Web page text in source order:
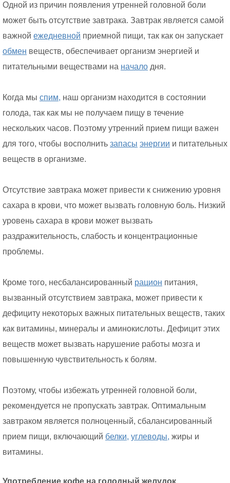
Одной из причин появления утренней головной боли
может быть отсутствие завтрака. Завтрак является самой
важной ежедневной приемной пищи, так как он запускает
обмен веществ, обеспечивает организм энергией и
питательными веществами на начало дня.
Когда мы спим, наш организм находится в состоянии
голода, так как мы не получаем пищу в течение
нескольких часов. Поэтому утренний прием пищи важен
для того, чтобы восполнить запасы энергии и питательных
веществ в организме.
Отсутствие завтрака может привести к снижению уровня
сахара в крови, что может вызвать головную боль. Низкий
уровень сахара в крови может вызвать
раздражительность, слабость и концентрационные
проблемы.
Кроме того, несбалансированный рацион питания,
вызванный отсутствием завтрака, может привести к
дефициту некоторых важных питательных веществ, таких
как витамины, минералы и аминокислоты. Дефицит этих
веществ может вызвать нарушение работы мозга и
повышенную чувствительность к болям.
Поэтому, чтобы избежать утренней головной боли,
рекомендуется не пропускать завтрак. Оптимальным
завтраком является полноценный, сбалансированный
прием пищи, включающий белки, углеводы, жиры и
витамины.